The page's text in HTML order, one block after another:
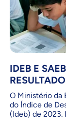
IDEB E
O Ministério da
do Índice de
(Ideb) de 2023.